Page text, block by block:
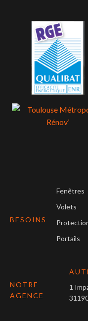
BESOINS
Fenêtres
Volets
Portails
NOTRE
AGENCE
1